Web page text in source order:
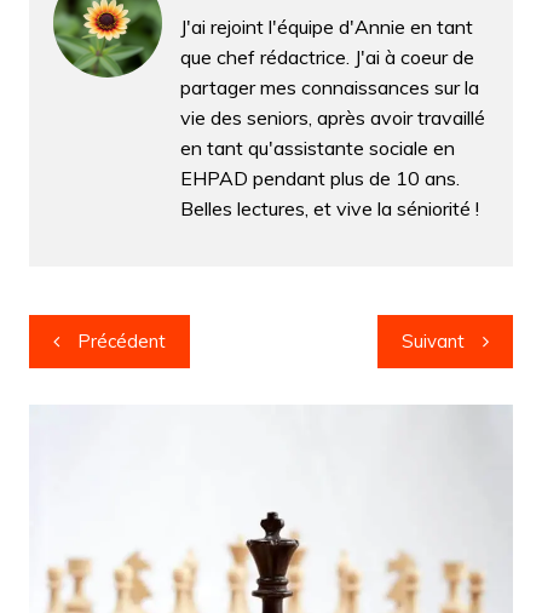
J'ai rejoint l'équipe d'Annie en tant
que chef rédactrice. J'ai à coeur de
partager mes connaissances sur la
vie des seniors, après avoir travaillé
en tant qu'assistante sociale en
EHPAD pendant plus de 10 ans.
Belles lectures, et vive la séniorité !
Navigation
de
l’article
Précédent Suivant